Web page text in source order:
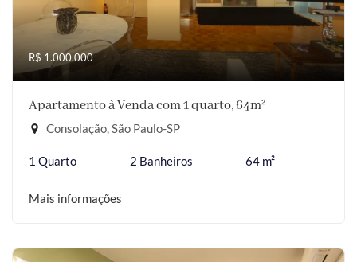
R$ 1.000.000
Apartamento à Venda com 1 quarto, 64m²
Consolação, São Paulo-SP
1 Quarto 2 Banheiros 64 m²
Mais informações